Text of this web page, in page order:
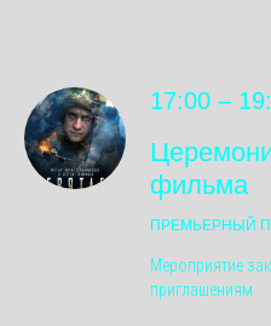
17:00 –
фильма
ПРЕМЬЕРНЫЙ
Мероприятие
приглашениям